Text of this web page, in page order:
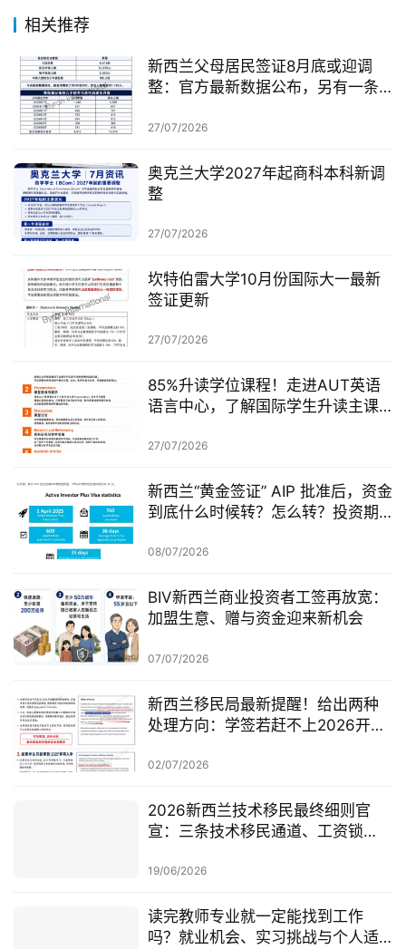
相关推荐
新西兰父母居民签证8月底或迎调
整：官方最新数据公布，另有一条
27/07/2026
奥克兰大学2027年起商科本科新调
整
27/07/2026
坎特伯雷大学10月份国际大一最新
签证更新
27/07/2026
85%升读学位课程！走进AUT英语
语言中心，了解国际学生升读主课
27/07/2026
新西兰“黄金签证” AIP 批准后，资金
到底什么时候转？怎么转？投资期
08/07/2026
BIV新西兰商业投资者工签再放宽：
加盟生意、赠与资金迎来新机会
07/07/2026
新西兰移民局最新提醒！给出两种
处理方向：学签若赶不上2026开
02/07/2026
2026新西兰技术移民最终细则官
宣：三条技术移民通道、工资锁
查一次梳理
19/06/2026
读完教师专业就一定能找到工作
吗？就业机会、实习挑战与个人适